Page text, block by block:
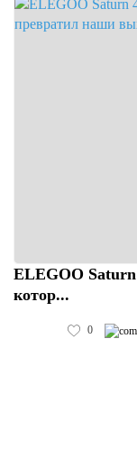
ELEGOO
котор...
0